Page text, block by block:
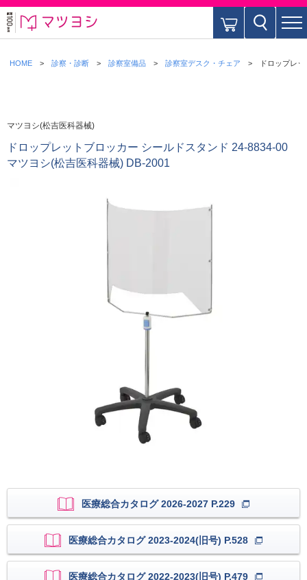
HOME 診察・診断 診察室備品 診察室デスク・チェア ドロップレ
マツヨシ(松吉医科器械)
ドロップレットブロッカー シールドスタンド 24-8834-00
マツヨシ(松吉医科器械) DB-2001
医療総合カタログ 2026-2027 P.229
医療総合カタログ 2023-2024(旧号) P.528
医療総合カタログ 2022-2023(旧号) P.479